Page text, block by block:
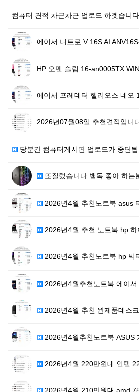
컴퓨터 견적 차근차근 업로드 하겟습니다
에이서 니트로 V 16S AI
HP 오멘 슬림 16-an0005TX
에이서 프레데터 헬리오스 네오
2026년07월08일 추천견적입니다
당분간 컴퓨터게시판 업로드가 중단
또질렀습니다 뱀독 좋아 하는분 유뮤선
2026년4월 추천노트북 asus 터
2026년4월 추천 노트북 hp 하
2026년4월 추천노트북 hp 빅터
2026년4월추천노트북 에이서
2026년4월 추천 완제품데스크탑
2026년4월추천노트북 ASUS 게
2026년4월 220만원대 인텔
2026년4월 210만원대 amd